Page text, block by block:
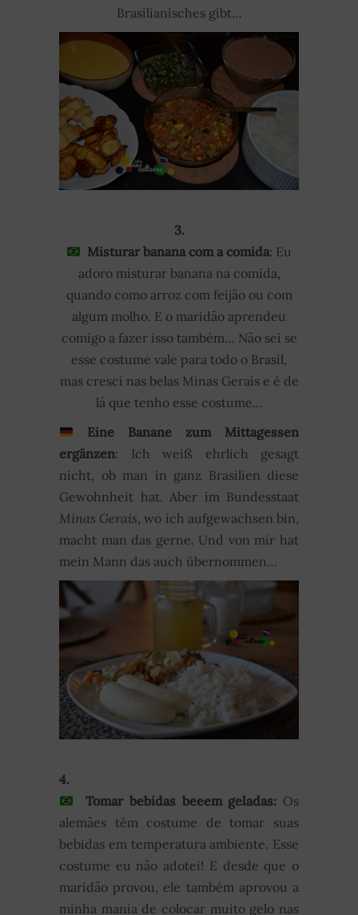
Brasilianisches gibt…
3.
Misturar banana com a comida: Eu
adoro misturar banana na comida,
quando como arroz com feijão ou com
algum molho. E o maridão aprendeu
comigo a fazer isso também… Não sei se
esse costume vale para todo o Brasil,
mas cresci nas belas Minas Gerais e é de
lá que tenho esse costume…
Eine Banane zum Mittagessen
ergänzen: Ich weiß ehrlich gesagt
nicht, ob man in ganz Brasilien diese
Gewohnheit hat. Aber im Bundesstaat
Minas Gerais, wo ich aufgewachsen bin,
macht man das gerne. Und von mir hat
mein Mann das auch übernommen…
4.
Tomar bebidas beeem geladas: Os
alemães têm costume de tomar suas
bebidas em temperatura ambiente. Esse
costume eu não adotei! E desde que o
maridão provou, ele também aprovou a
minha mania de colocar muito gelo nas